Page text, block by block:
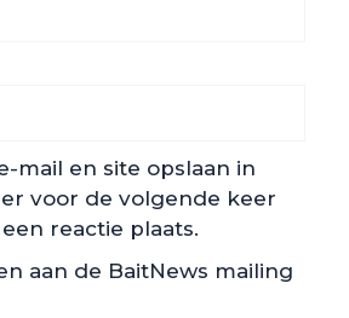
mail en site opslaan in
voor de volgende keer
reactie plaats.
aan de BaitNews mailing